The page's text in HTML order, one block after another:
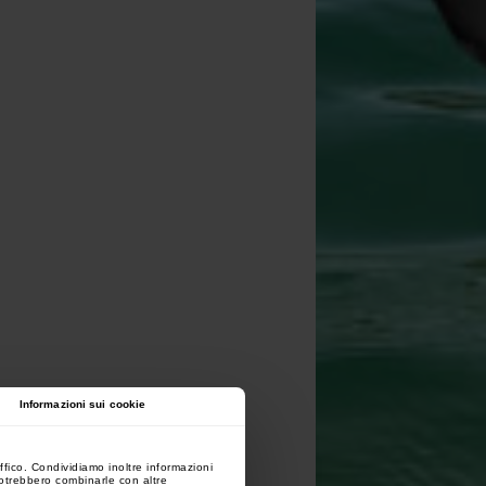
Informazioni sui cookie
Condividiamo inoltre informazioni
combinarle con altre